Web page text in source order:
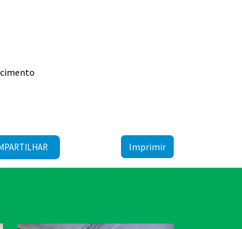
Imprimir